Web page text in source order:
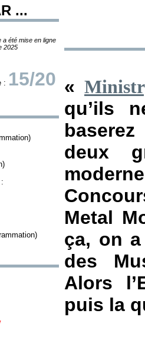
...
a été mise en ligne
2025
: 15/20
:
«
qu’ils
deux
Metal
ça, on
des
Alors
puis la